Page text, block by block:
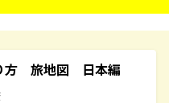
方 旅地図 日本編